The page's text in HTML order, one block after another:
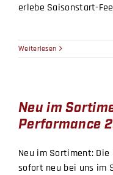
erlebe Saisonstart-
Weiterlesen
Neu im
Performance
Neu im Sortiment: Die
sofort neu bei uns im